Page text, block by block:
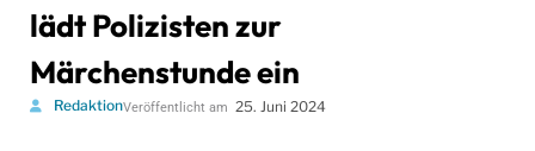
lädt Polizisten zur
Märchenstunde ein
RedaktionVeröffentlicht am 25. Juni 2024